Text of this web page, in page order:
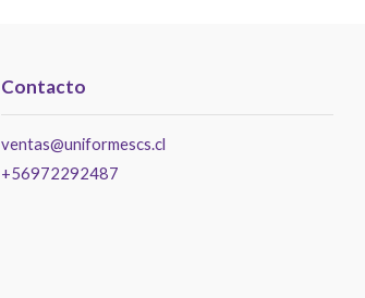
Contacto
ventas@uniformescs.cl
+56972292487